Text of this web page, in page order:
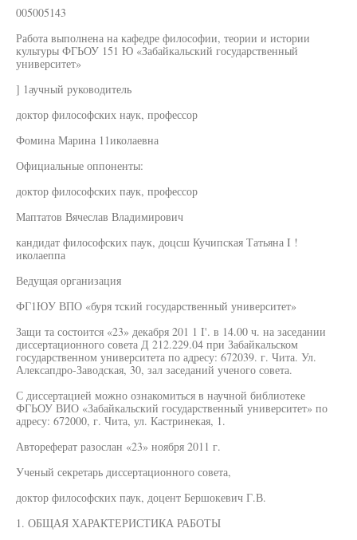
005005143
Работа выполнена на кафедре философии, теории и истории
культуры ФГЬОУ 151 Ю «Забайкальский государственный
университет»
] 1аучный руководитель
доктор философских наук, профессор
Фомина Марина 11иколаевна
Официальные оппоненты:
доктор философских паук, профессор
Маптатов Вячеслав Владимирович
кандидат философских паук, доцсш Кучипская Татьяна I !
иколаеппа
Ведущая организация
ФГ1ЮУ ВПО «буря тский государственный университет»
Защи та состоится «23» декабря 201 1 I'. в 14.00 ч. на заседании
диссертационного совета Д 212.229.04 при Забайкальском
государственном университета по адресу: 672039. г. Чита. Ул.
Алексапдро-Заводская, 30, зал заседаний ученого совета.
С диссертацией можно ознакомиться в научной библиотеке
ФГЬОУ ВИО «Забайкальский государственный университет» по
адресу: 672000, г. Чита, ул. Кастринекая, 1.
Автореферат разослан «23» ноября 2011 г.
Ученый секретарь диссертационного совета,
доктор философских паук, доцент Бершокевич Г.В.
1. ОБЩАЯ ХАРАКТЕРИСТИКА РАБОТЫ